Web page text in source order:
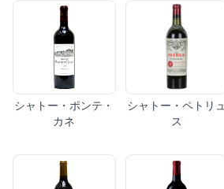
シャトー・ポンテ・
カネ
シャトー・ペトリュ
ス